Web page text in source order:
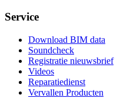
Service
Download BIM data
Soundcheck
Registratie nieuwsbrief
Videos
Reparatiedienst
Vervallen Producten